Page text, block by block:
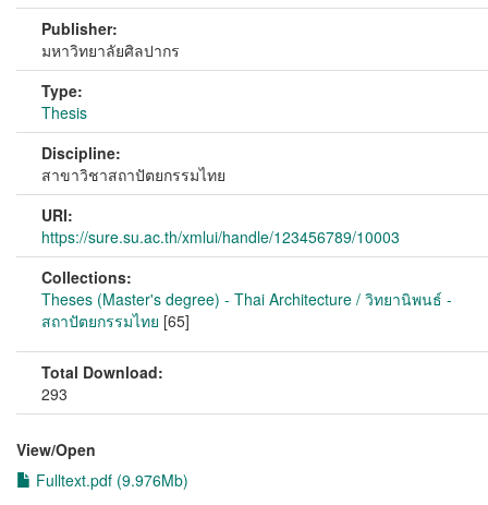
Publisher:
มหาวิทยาลัยศิลปากร
Type:
Thesis
Discipline:
สาขาวิชาสถาปัตยกรรมไทย
URI:
https://sure.su.ac.th/xmlui/handle/123456789/10003
Collections:
Theses (Master's degree) - Thai Architecture / วิทยานิพนธ์ -
สถาปัตยกรรมไทย [65]
Total Download:
293
View/Open
Fulltext.pdf (9.976Mb)